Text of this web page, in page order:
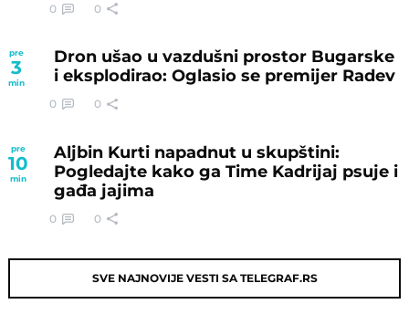
0 0
pre
3
min
Dron ušao u vazdušni prostor Bugarske
i eksplodirao: Oglasio se premijer Radev
0 0
pre
10
min
Aljbin Kurti napadnut u skupštini:
Pogledajte kako ga Time Kadrijaj psuje i
gađa jajima
0 0
SVE NAJNOVIJE VESTI SA TELEGRAF.RS